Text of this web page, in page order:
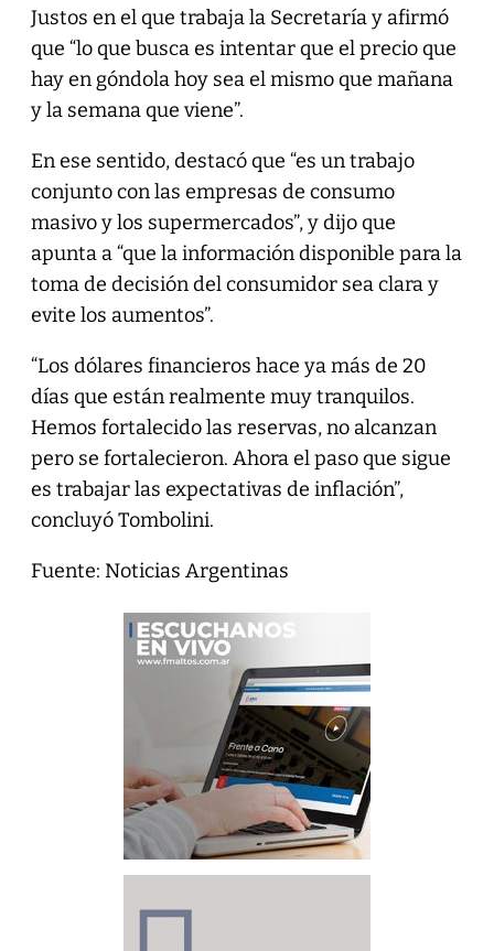
Justos en el que trabaja la Secretaría y afirmó
que “lo que busca es intentar que el precio que
hay en góndola hoy sea el mismo que mañana
y la semana que viene”.
En ese sentido, destacó que “es un trabajo
conjunto con las empresas de consumo
masivo y los supermercados”, y dijo que
apunta a “que la información disponible para la
toma de decisión del consumidor sea clara y
evite los aumentos”.
“Los dólares financieros hace ya más de 20
días que están realmente muy tranquilos.
Hemos fortalecido las reservas, no alcanzan
pero se fortalecieron. Ahora el paso que sigue
es trabajar las expectativas de inflación”,
concluyó Tombolini.
Fuente: Noticias Argentinas